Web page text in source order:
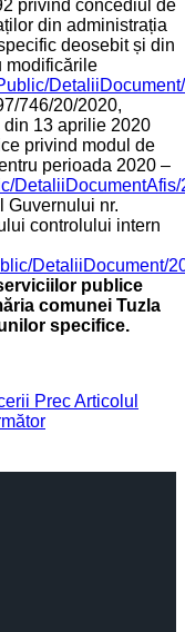
privind concediul de
din administrația
deosebit și din
modificările
746/20/2020,
din 13 aprilie 2020
privind modul de
perioada 2020 –
Guvernului nr.
controlului intern
DetaliiDocument/
publice
comunei Tuzla
specifice.
PrecArticolul